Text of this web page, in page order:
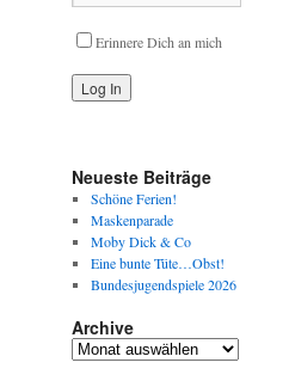
Erinnere Dich an mich
Neueste Beiträge
Schöne Ferien!
Maskenparade
Moby Dick & Co
Eine bunte Tüte…Obst!
Bundesjugendspiele 2026
Archive
Archive